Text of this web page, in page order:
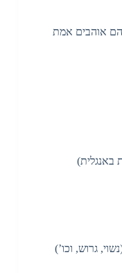
הם אוהבים אמת
באנגלית)
גרוש, וכו’)